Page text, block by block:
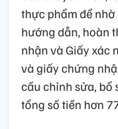
thực phẩm để
hướng dẫn, hoàn
nhận và Giấy xác
và giấy chứng
cầu chỉnh sửa, bổ
tổng số tiền hơn